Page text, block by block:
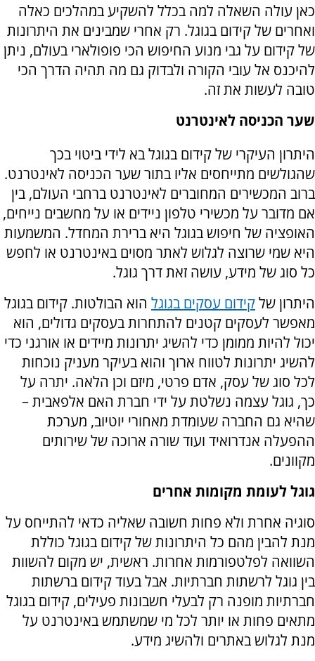
כאן עולה השאלה למה בכלל להשקיע במהלכים כאלה
ואחרים של קידום בגוגל. רק אחרי שמבינים את היתרונות
של קידום על גבי מנוע החיפוש הכי פופולארי בעולם, ניתן
להיכנס אל עובי הקורה ולבדוק גם מה תהיה הדרך הכי
טובה לעשות את זה.
שער הכניסה לאינטרנט
היתרון העיקרי של קידום בגוגל בא לידי ביטוי בכך
שהגולשים מתייחסים אליו בתור שער הכניסה לאינטרנט.
ברוב המכשירים המחוברים לאינטרנט ברחבי העולם, בין
אם מדובר על מכשירי טלפון ניידים או על מחשבים נייחים,
האופציה של חיפוש בגוגל היא ברירת המחדל. המשמעות
היא שמי שרוצה לגלוש לאתר מסוים באינטרנט או לחפש
כל סוג של מידע, עושה זאת דרך גוגל.
היתרון שלקידום עסקים בגוגל הוא הבולטות. קידום בגוגל
מאפשר לעסקים קטנים להתחרות בעסקים גדולים, הוא
יכול להיות ממומן כדי להשיג יתרונות מיידים או אורגני כדי
להשיג יתרונות לטווח ארוך והוא בעיקר מעניק נוכחות
לכל סוג של עסק, אדם פרטי, מיזם וכן הלאה. יתרה על
כך, גוגל עצמה נשלטת על ידי חברת האם אלפאבית –
שהיא גם החברה שעומדת מאחורי יוטיוב, מערכת
ההפעלה אנדרואיד ועוד שורה ארוכה של שירותים
מקוונים.
גוגל לעומת מקומות אחרים
סוגיה אחרת ולא פחות חשובה שאליה כדאי להתייחס על
מנת להבין מהם כל היתרונות של קידום בגוגל כוללת
השוואה לפלטפורמות אחרות. ראשית, יש מקום להשוות
בין גוגל לרשתות חברתיות. אבל בעוד קידום ברשתות
חברתיות מופנה רק לבעלי חשבונות פעילים, קידום בגוגל
מתאים פחות או יותר לכל מי שמשתמש באינטרנט על
מנת לגלוש באתרים ולהשיג מידע.